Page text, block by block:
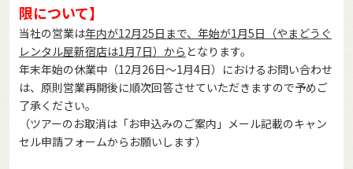
限について】
当社の営業は年内が12月25日まで、年始が1月5日（やまどうぐ
レンタル屋新宿店は1月7日）から となります。
年末年始の休業中（12月26日～1月4日）におけるお問い合わせ
は、原則営業再開後に順次回答させていただきますので予めご
了承ください。
（ツアーのお取消は「お申込みのご案内」メール記載のキャン
セル申請フォームからお願いします）